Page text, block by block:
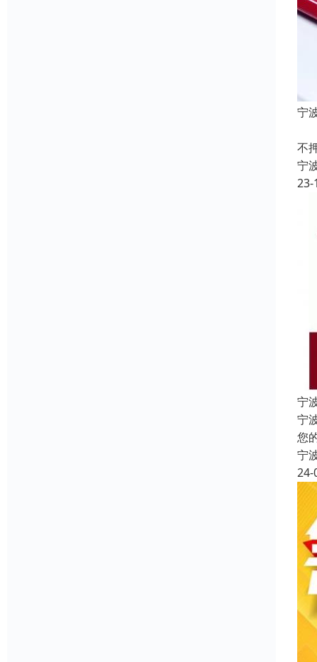
宁
不
宁
23-
宁
宁
您
宁
24-